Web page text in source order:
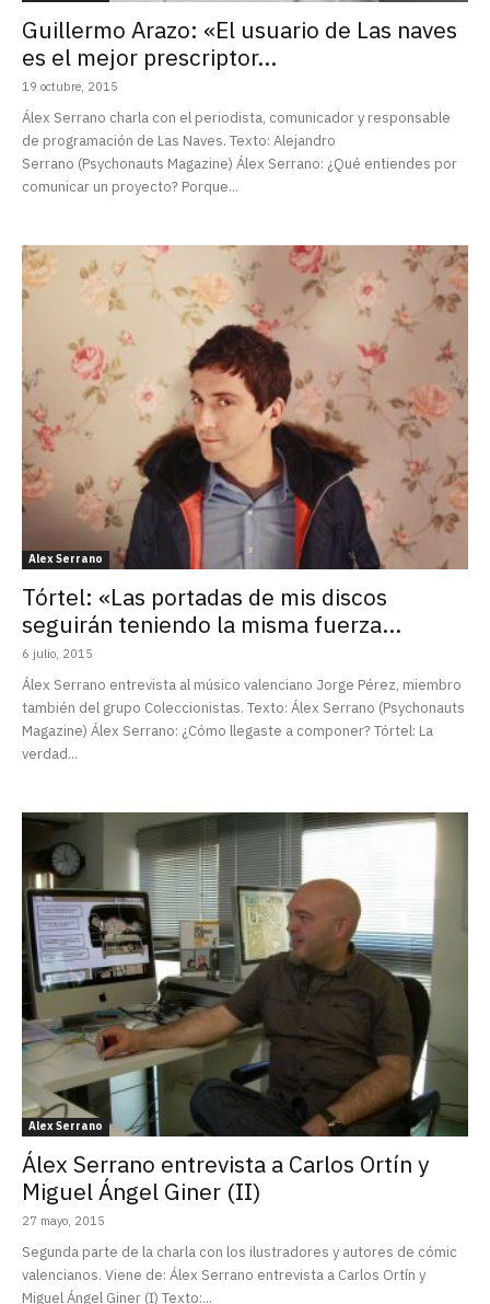
Guillermo Arazo: «El usuario de Las naves
es el mejor prescriptor...
19 octubre, 2015
Álex Serrano charla con el periodista, comunicador y responsable
de programación de Las Naves. Texto: Alejandro
Serrano (Psychonauts Magazine) Álex Serrano: ¿Qué entiendes por
comunicar un proyecto? Porque...
Alex Serrano
Tórtel: «Las portadas de mis discos
seguirán teniendo la misma fuerza...
6 julio, 2015
Álex Serrano entrevista al músico valenciano Jorge Pérez, miembro
también del grupo Coleccionistas. Texto: Álex Serrano (Psychonauts
Magazine) Álex Serrano: ¿Cómo llegaste a componer? Tórtel: La
verdad...
Alex Serrano
Álex Serrano entrevista a Carlos Ortín y
Miguel Ángel Giner (II)
27 mayo, 2015
Segunda parte de la charla con los ilustradores y autores de cómic
valencianos. Viene de: Álex Serrano entrevista a Carlos Ortín y
Miguel Ángel Giner (I) Texto:...